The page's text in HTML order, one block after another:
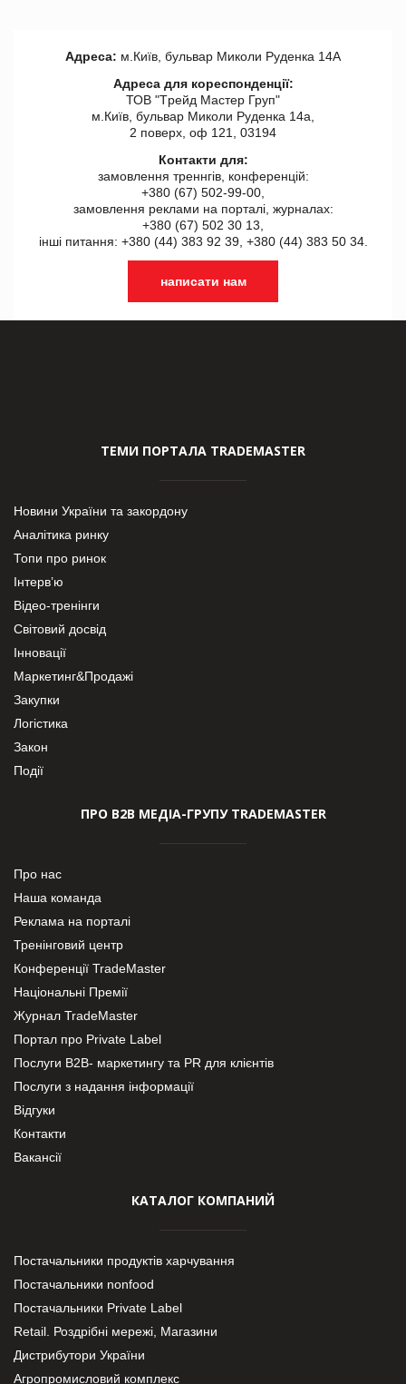
Адреса: м.Київ, бульвар Миколи Руденка 14А
Адреса для кореспонденції:
ТОВ "Tрейд Мастер Груп"
м.Київ, бульвар Миколи Руденка 14а,
2 поверх, оф 121, 03194
Контакти для:
замовлення треннгів, конференцій:
+380 (67) 502-99-00,
замовлення реклами на порталі, журналах:
+380 (67) 502 30 13,
інші питання: +380 (44) 383 92 39, +380 (44) 383 50 34.
написати нам
ТЕМИ ПОРТАЛА TRADEMASTER
Новини України та закордону
Аналітика ринку
Топи про ринок
Інтерв’ю
Відео-тренінги
Світовий досвід
Інновації
Маркетинг&Продажі
Закупки
Логістика
Закон
Події
ПРО В2В МЕДІА-ГРУПУ TRADEMASTER
Про нас
Наша команда
Реклама на порталі
Тренінговий центр
Конференції TradeMaster
Національні Премії
Журнал TradeMaster
Портал про Private Label
Послуги В2В- маркетингу та PR для клієнтів
Послуги з надання інформації
Відгуки
Контакти
Вакансії
КАТАЛОГ КОМПАНИЙ
Постачальники продуктів харчування
Постачальники nonfood
Постачальники Private Label
Retail. Роздрібні мережі, Магазини
Дистрибутори України
Агропромисловий комплекс